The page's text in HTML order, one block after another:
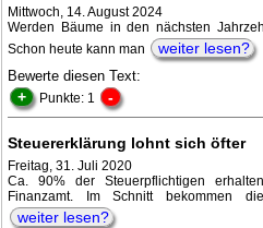
Mittwoch, 14. August 2024
Werden Bäume in den nächsten
Schon heute kann man
weiter lesen?
Bewerte diesen Text:
+ Punkte: 1 -
Steuererklärung lohnt sich öfter
Freitag, 31. Juli 2020
Ca. 90% der Steuerpflichtigen
Finanzamt. Im Schnitt bekommen
weiter lesen?